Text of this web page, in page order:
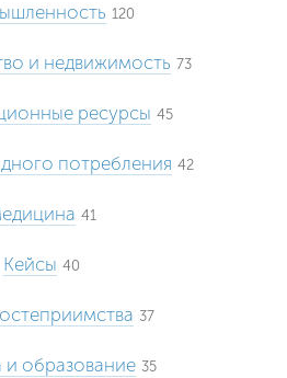
120
и недвижимость 73
ресурсы 45
потребления 42
41
Кейсы 40
37
и образование 35